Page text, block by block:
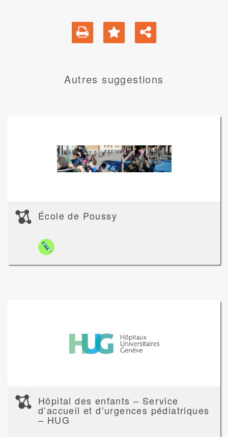
Autres suggestions
École de Poussy
Hôpital des enfants – Service
d’accueil et d’urgences pédiatriques
– HUG